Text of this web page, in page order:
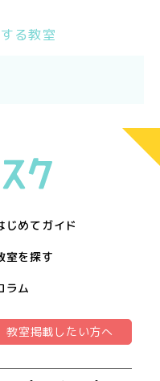
る教室
じめてガイド
室を探す
ラム
教室掲載したい方へ